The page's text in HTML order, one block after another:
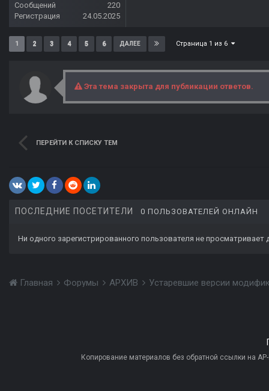
Сообщений
220
Регистрация
24.05.2025
1 2 3 4 5 6 ДАЛЕЕ Страница 1 из 6
Эта тема закрыта для публикации ответов.
ПЕРЕЙТИ К СПИСКУ ТЕМ
ПОСЛЕДНИЕ ПОСЕТИТЕЛИ 0 ПОЛЬЗОВАТЕЛЕЙ ОНЛАЙН
Ни одного зарегистрированного пользователя не просматривает
Главная Форумы АРХИВ Устаревшие версии
Копирование материалов без обратной ссылки на